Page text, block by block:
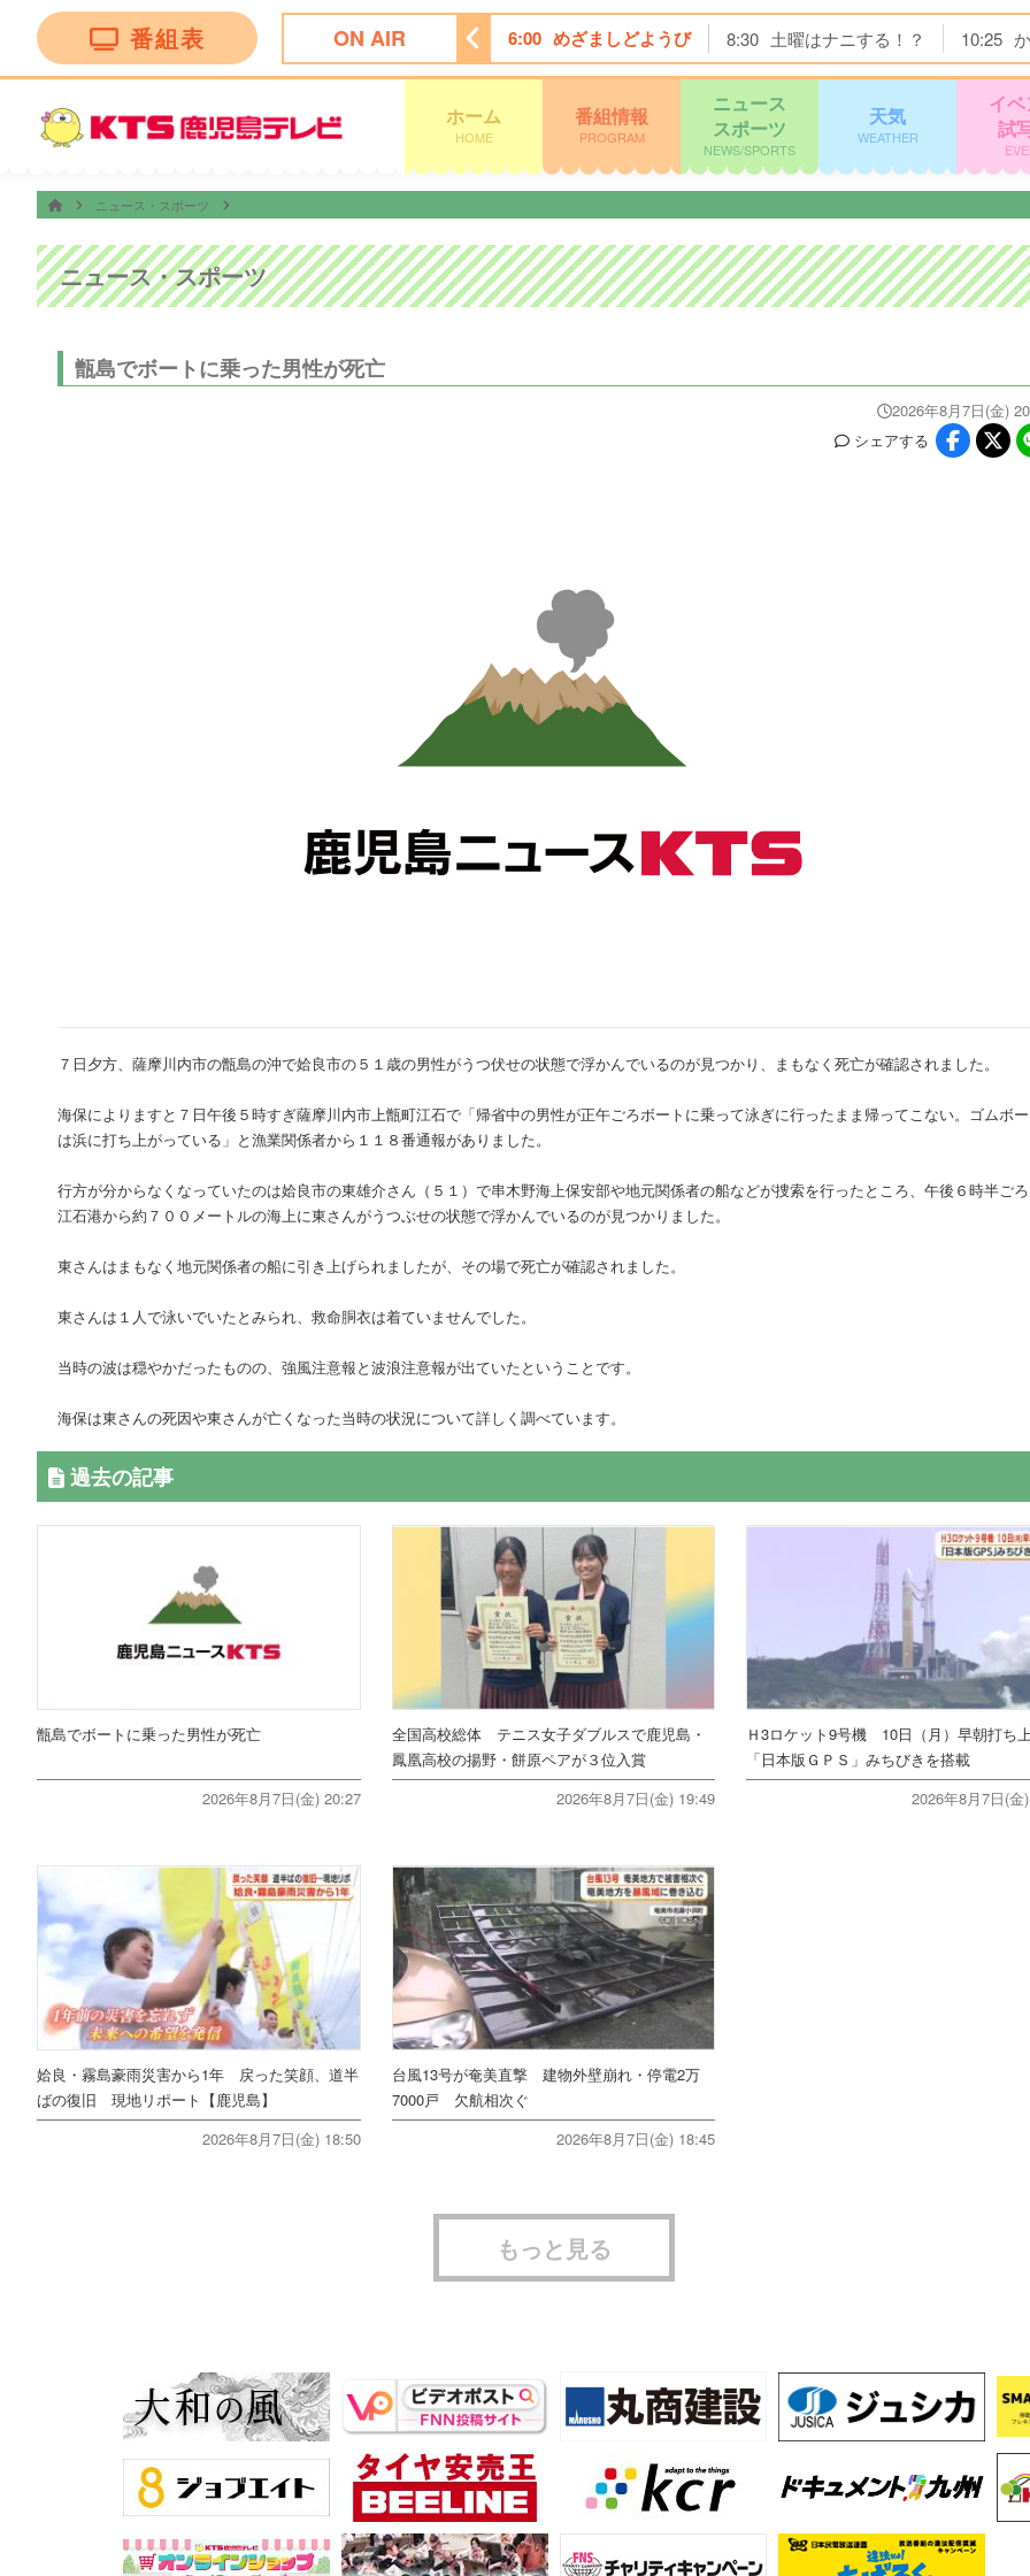
番組表 ON AIR
ーニーズテレビショッピング ＴＨＥフィッシング 6:00 めざましどようび 8:30 土曜はナニする！？ 10:25
ホーム
HOME
番組情報
PROGRAM
ニュース
スポーツ
NEWS/SPORTS
天気
WEATHER
イ
試
ニュース・スポーツ
ニュース・スポーツ
甑島でボートに乗った男性が死亡
2026年8月7日(金)
シェアする
７日夕方、薩摩川内市の甑島の沖で姶良市の５１歳の男性がうつ伏せの状態で浮かんでいるのが見つかり、まもなく死亡が確認されました。
海保によりますと７日午後５時すぎ薩摩川内市上甑町江石で「帰省中の男性が正午ごろボートに乗って泳ぎに行ったまま帰ってこない。ゴムボ
は浜に打ち上がっている」と漁業関係者から１１８番通報がありました。
行方が分からなくなっていたのは姶良市の東雄介さん（５１）で串木野海上保安部や地元関係者の船などが捜索を行ったところ、午後６時半ご
江石港から約７００メートルの海上に東さんがうつぶせの状態で浮かんでいるのが見つかりました。
東さんはまもなく地元関係者の船に引き上げられましたが、その場で死亡が確認されました。
東さんは１人で泳いでいたとみられ、救命胴衣は着ていませんでした。
当時の波は穏やかだったものの、強風注意報と波浪注意報が出ていたということです。
海保は東さんの死因や東さんが亡くなった当時の状況について詳しく調べています。
過去の記事
甑島でボートに乗った男性が死亡
2026年8月7日(金) 20:27
全国高校総体 テニス女子ダブルスで鹿児島・
鳳凰高校の揚野・餅原ペアが３位入賞
2026年8月7日(金) 19:49
Ｈ3ロケット9号機 10日（月）早朝打
「日本版ＧＰＳ」みちびきを搭載
2026年8月7日(金
姶良・霧島豪雨災害から1年 戻った笑顔、道半
ばの復旧 現地リポート【鹿児島】
2026年8月7日(金) 18:50
台風13号が奄美直撃 建物外壁崩れ・停電2万
7000戸 欠航相次ぐ
2026年8月7日(金) 18:45
もっと見る